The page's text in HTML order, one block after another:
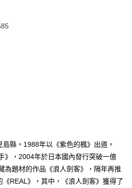
之後才付款」的支付方式。 讓您購物簡單
綁卡、不需儲值。
認證，即可結帳。
，再付款。
】
享後付」後，將跳轉至「AFTEE先享後付」
金額後，即可完成結帳。
繳費通知簡訊。
行付款，方視為交易完成。
需立刻繳費，但若您需要取消訂單，請聯絡
取消之訂單仍視為有效，需透過AFTEE先享
享後付 」之結帳頁面顯示為準，若有關於
退款等相關疑問，請聯繫「AFTEE先享後付
上)免運費
以上)免運費
以上)免運費
縣。1988年以《紫色的楓》出道。
》，2004年於日本國內發行突破一億
為題材的作品《浪人劍客》，隔年再推
REAL》，其中，《浪人劍客》獲得了